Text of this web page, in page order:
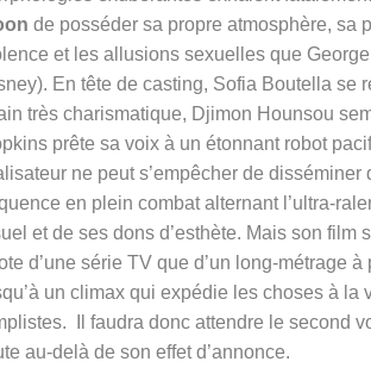
de posséder sa propre atmosphère, sa
et les allusions sexuelles que
En tête de casting, Sofia Boutella se
très charismatique, Djimon Hounsou
prête sa voix à un étonnant robot
ne peut s’empêcher de
en plein combat alternant l’ultra-
et de ses dons d’esthète. Mais son
d’une série TV que d’un long-métrage
un climax qui expédie les choses à la
Il faudra donc attendre le second
au-delà de son effet d’annonce.